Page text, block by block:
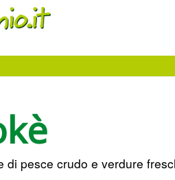
di pesce crudo e verdure